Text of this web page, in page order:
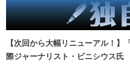
【次回から大幅リニューアル！
際ジャーナリスト・ビニシウス氏